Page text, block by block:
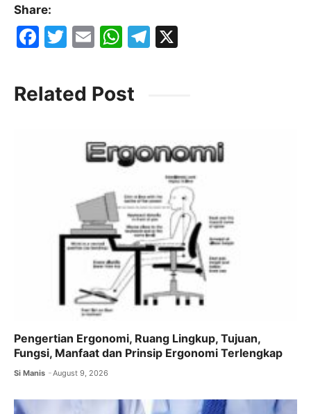
Share:
F
c
e
T
itt
er
E
ai
l
W
at
s
p
p
T
m
Related Post
Pengertian Ergonomi, Ruang Lingkup, Tujuan,
Fungsi, Manfaat dan Prinsip Ergonomi Terlengkap
Si Manis August 9, 2026